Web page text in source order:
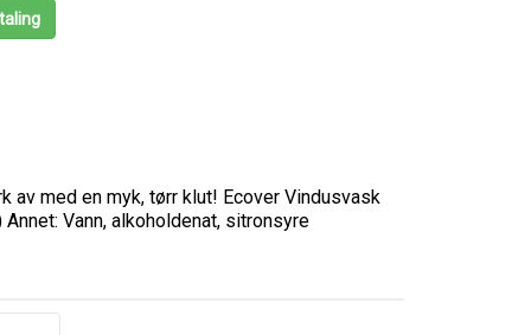
av med en myk, tørr klut! Ecover Vindusvask
Vann, alkoholdenat, sitronsyre